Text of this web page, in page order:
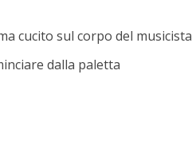
cucito sul corpo del musicista
dalla paletta